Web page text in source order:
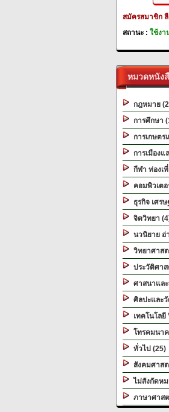
สมัครสมาชิก
สถานะ : ใช้งา
หมวดหนัง
กฎหมาย
การศึกษา
การเกษตร
การเมืองแ
กีฬา ท่องเ
คอมพิวเตอ
ธุรกิจ เศร
จิตวิทยา
นวนิยาย อ่
วิทยาศาส
ประวัติศา
ศาสนาแล
ศิลปะและ
เทคโนโล
โทรคมนา
ทั่วไป (25)
สังคมศาส
ไม่สังกัดห
ภาษาศาส